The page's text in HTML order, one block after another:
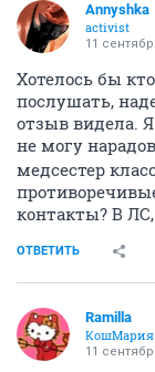
Annyshka
activist
11
Хотелось бы
послушать,
отзыв видела.
не могу
медсестер
контакты? В
ОТВЕТИТЬ
Ramilla
КошМария
11